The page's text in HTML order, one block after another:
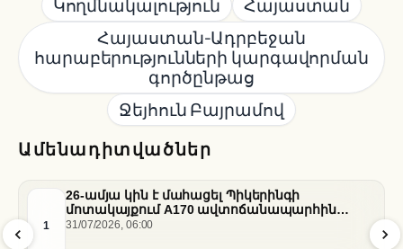
Ամենադիտվածներ
1
26-ամյա կին է մահացել Պիկերինգի
մոտակայքում A170 ավտոճանապարհին
տեղի ունեցած վթարի հետևանքով
31/07/2026, 06:00
Կողմնակալություն
Հայաստան
Հայաստան-Ադրբեջան
հարաբերությունների կարգավորման
գործընթաց
Ջեյհուն Բայրամով